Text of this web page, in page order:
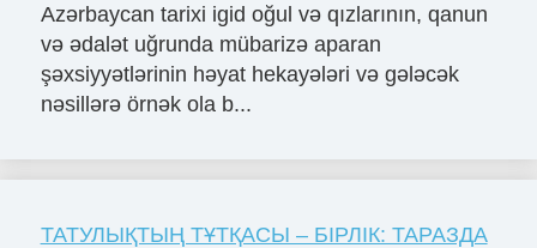
Azərbaycan tarixi igid oğul və qızlarının, qanun
və ədalət uğrunda mübarizə aparan
şəxsiyyətlərinin həyat hekayələri və gələcək
nəsillərə örnək ola b...
ТАТУЛЫҚТЫҢ ТҰТҚАСЫ – БІРЛІК: ТАРАЗДА